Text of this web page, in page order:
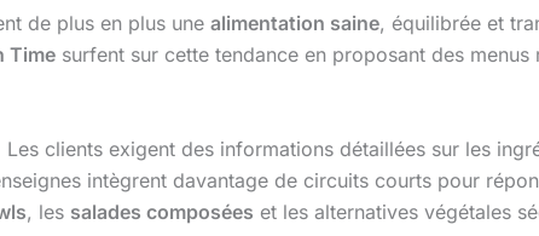
de plus en plus une alimentation saine, équilibrée et
Time surfent sur cette tendance en proposant des
Les clients exigent des informations détaillées sur les
intègrent davantage de circuits courts pour
, les salades composées et les alternatives végétales